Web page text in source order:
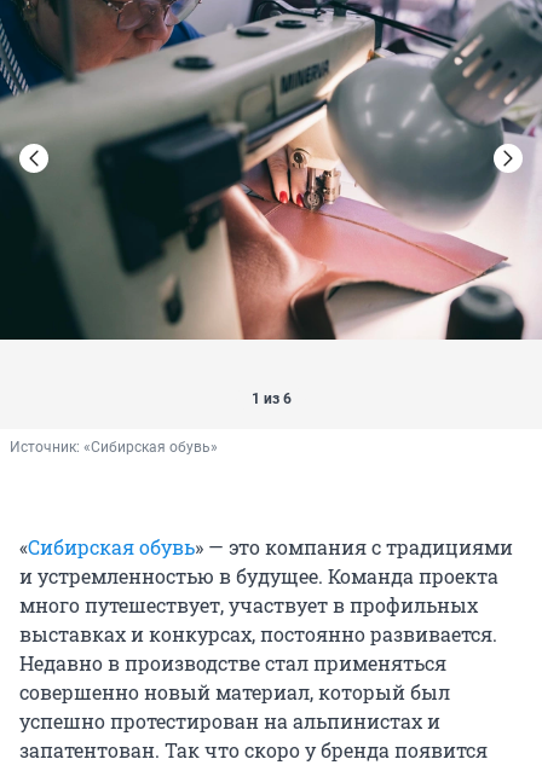
1 из 6
Источник: «Сибирская обувь»
«Сибирская обувь» — это компания с традициями
и устремленностью в будущее. Команда проекта
много путешествует, участвует в профильных
выставках и конкурсах, постоянно развивается.
Недавно в производстве стал применяться
совершенно новый материал, который был
успешно протестирован на альпинистах и
запатентован. Так что скоро у бренда появится